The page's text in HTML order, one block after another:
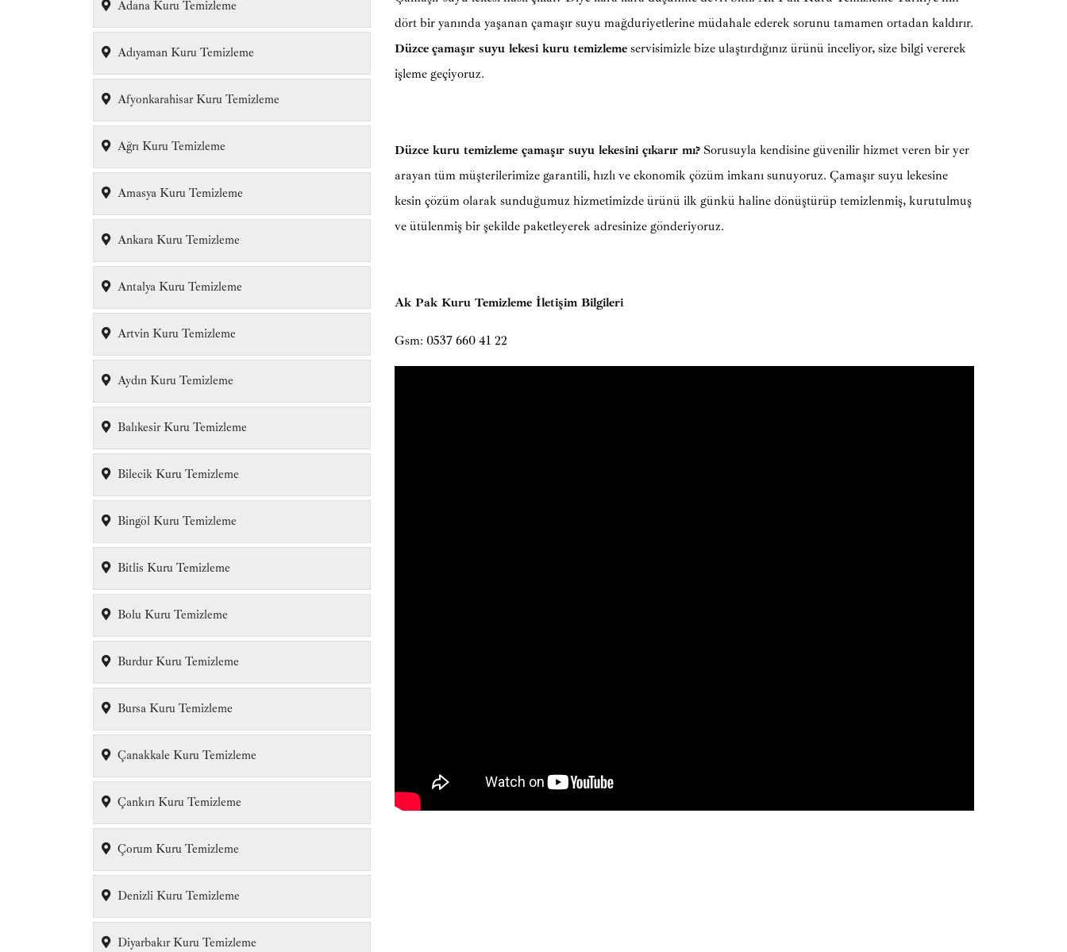
Adana Kuru Temizleme
Adıyaman Kuru Temizleme
Afyonkarahisar Kuru Temizleme
Ağrı Kuru Temizleme
Amasya Kuru Temizleme
Ankara Kuru Temizleme
Antalya Kuru Temizleme
Artvin Kuru Temizleme
Aydın Kuru Temizleme
Balıkesir Kuru Temizleme
Bilecik Kuru Temizleme
Bingöl Kuru Temizleme
Bitlis Kuru Temizleme
Bolu Kuru Temizleme
Burdur Kuru Temizleme
Bursa Kuru Temizleme
Çanakkale Kuru Temizleme
Çankırı Kuru Temizleme
Çorum Kuru Temizleme
Denizli Kuru Temizleme
Diyarbakır Kuru Temizleme
dört bir yanında yaşanan çamaşır suyu mağduriyetlerine müdahale ederek sorunu tamamen ortadan kaldırır.
Düzce çamaşır suyu lekesi kuru temizleme servisimizle bize ulaştırdığınız ürünü inceliyor, size bilgi vererek
işleme geçiyoruz.
Düzce kuru temizleme çamaşır suyu lekesini çıkarır mı? Sorusuyla kendisine güvenilir hizmet veren bir yer
arayan tüm müşterilerimize garantili, hızlı ve ekonomik çözüm imkanı sunuyoruz. Çamaşır suyu lekesine
kesin çözüm olarak sunduğumuz hizmetimizde ürünü ilk günkü haline dönüştürüp temizlenmiş, kurutulmuş
ve ütülenmiş bir şekilde paketleyerek adresinize gönderiyoruz.
Ak Pak Kuru Temizleme İletişim Bilgileri
Gsm: 0537 660 41 22